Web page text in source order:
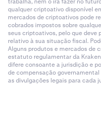
qualquer criptoativo disponível
mercados de criptoativos pode
cobrados impostos sobre
seus criptoativos, pelo que
relativo à sua situação fiscal.
Alguns produtos e mercados de
estatuto regulamentar da
difere consoante a jurisdição e
de compensação
as divulgações legais para cada